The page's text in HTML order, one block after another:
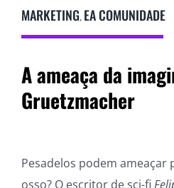
MARKETING, EA COMUNIDADE
A ameaça da
Gruetzmacher
Pesadelos podem ameaçar
osso? O escritor de sci-fi